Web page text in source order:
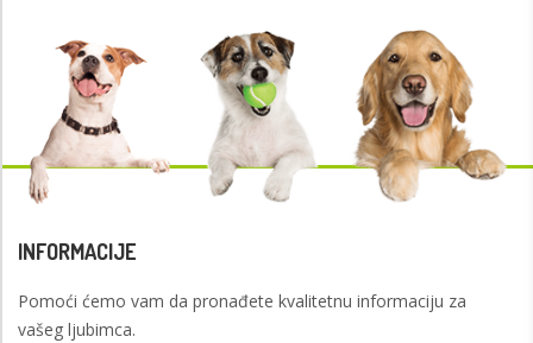
INFORMACIJE
Pomoći ćemo vam da pronađete kvalitetnu informaciju za
vašeg ljubimca.